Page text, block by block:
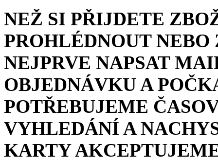
NEŽ SI PŘIJDETE
PROHLÉDNOUT
NEJPRVE NAPSAT
OBJEDNÁVKU A
POTŘEBUJEME
VYHLEDÁNÍ A
KARTY